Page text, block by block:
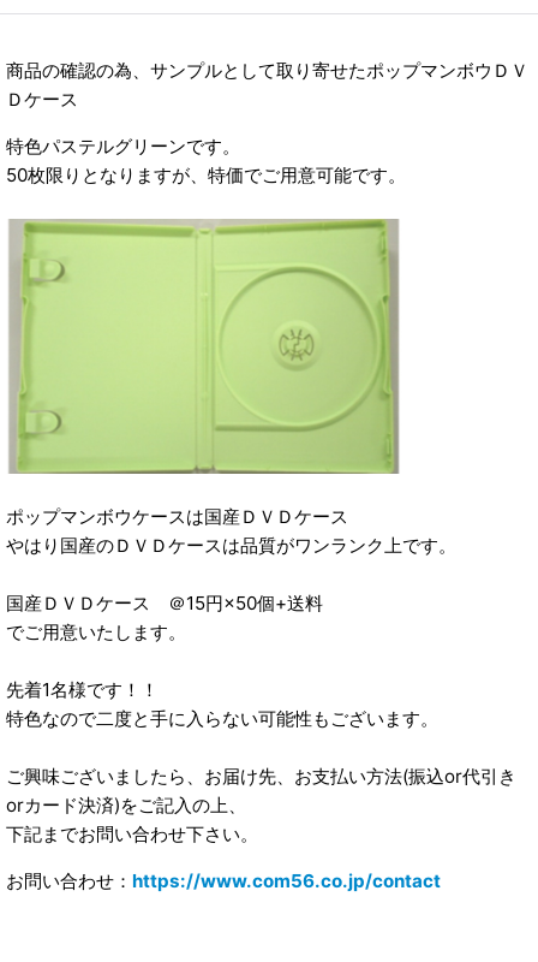
商品の確認の為、サンプルとして取り寄せたポップマンボウＤＶ
Ｄケース
特色パステルグリーンです。
50枚限りとなりますが、特価でご用意可能です。
ポップマンボウケースは国産ＤＶＤケース
やはり国産のＤＶＤケースは品質がワンランク上です。
国産ＤＶＤケース ＠15円×50個+送料
でご用意いたします。
先着1名様です！！
特色なので二度と手に入らない可能性もございます。
ご興味ございましたら、お届け先、お支払い方法(振込or代引き
orカード決済)をご記入の上、
下記までお問い合わせ下さい。
お問い合わせ： https://www.com56.co.jp/contact